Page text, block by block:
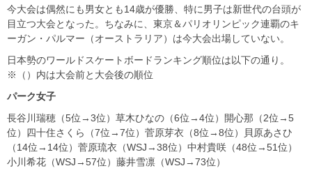
今大会は偶然にも男女とも14歳が優勝、特に男子は新世代の台頭が
目立つ大会となった。ちなみに、東京＆パリオリンピック連覇のキ
ーガン・パルマー（オーストラリア）は今大会出場していない。
日本勢のワールドスケートボードランキング順位は以下の通り。
※（）内は大会前と大会後の順位
パーク女子
長谷川瑞穂（5位→3位）草木ひなの（6位→4位）開心那（2位→5
位）四十住さくら（7位→7位）菅原芽衣（8位→8位）貝原あさひ
（14位→14位）菅原琉衣（WSJ→38位）中村貴咲（48位→51位）
小川希花（WSJ→57位）藤井雪凛（WSJ→73位）